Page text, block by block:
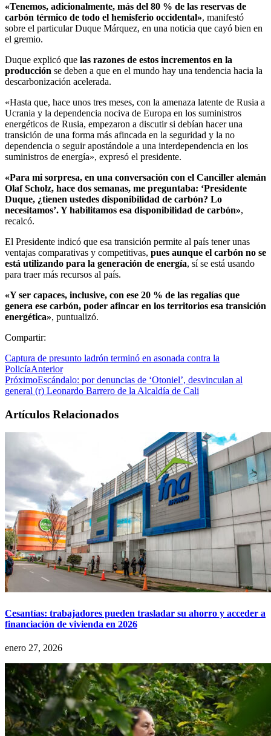
«Tenemos, adicionalmente, más del 80 % de las reservas de
carbón térmico de todo el hemisferio occidental», manifestó
sobre el particular Duque Márquez, en una noticia que cayó bien en
el gremio.
Duque explicó que las razones de estos incrementos en la
producción se deben a que en el mundo hay una tendencia hacia la
descarbonización acelerada.
«Hasta que, hace unos tres meses, con la amenaza latente de Rusia a
Ucrania y la dependencia nociva de Europa en los suministros
energéticos de Rusia, empezaron a discutir si debían hacer una
transición de una forma más afincada en la seguridad y la no
dependencia o seguir apostándole a una interdependencia en los
suministros de energía», expresó el presidente.
«Para mi sorpresa, en una conversación con el Canciller alemán
Olaf Scholz, hace dos semanas, me preguntaba: ‘Presidente
Duque, ¿tienen ustedes disponibilidad de carbón? Lo
necesitamos’. Y habilitamos esa disponibilidad de carbón»,
recalcó.
El Presidente indicó que esa transición permite al país tener unas
ventajas comparativas y competitivas, pues aunque el carbón no se
está utilizando para la generación de energía, sí se está usando
para traer más recursos al país.
«Y ser capaces, inclusive, con ese 20 % de las regalías que
genera ese carbón, poder afincar en los territorios esa transición
energética», puntualizó.
Compartir:
Captura de presunto ladrón terminó en asonada contra la
PolicíaAnterior
PróximoEscándalo: por denuncias de ‘Otoniel’, desvinculan al
general (r) Leonardo Barrero de la Alcaldía de Cali
Artículos Relacionados
Cesantías: trabajadores pueden trasladar su ahorro y acceder a
financiación de vivienda en 2026
enero 27, 2026